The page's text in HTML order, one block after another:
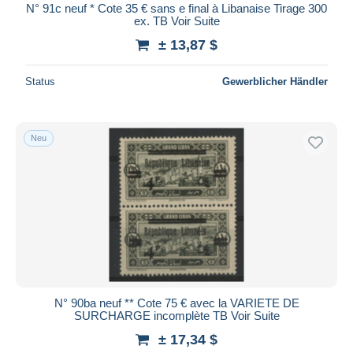
N° 91c neuf * Cote 35 € sans e final à Libanaise Tirage 300
ex. TB Voir Suite
± 13,87 $
Status Gewerblicher Händler
Neu
N° 90ba neuf ** Cote 75 € avec la VARIETE DE
SURCHARGE incomplète TB Voir Suite
± 17,34 $